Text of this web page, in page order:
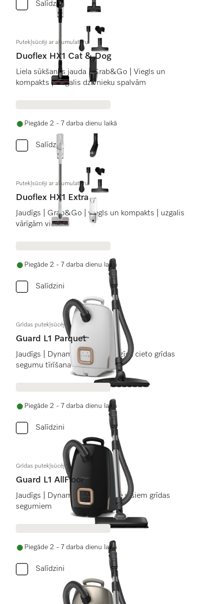
Salīdzini
Putekļsūcēji ar akumulatoru
Duoflex HX1 Cat & Dog
Liela sūkšanas jauda | Grab&Go | Viegls un
kompakts | Uzgalis dzīvnieku spalvām
Piegāde 2 - 7 darba dienu laikā
Salīdzini
Putekļsūcēji ar akumulatoru
Duoflex HX1 Extra
Jaudīgs | Grab&Go | viegls un kompakts | uzgalis
vārīgām vietām
Piegāde 2 - 7 darba dienu laikā
Salīdzini
Grīdas putekļsūcēji
Guard L1 Parquet
Jaudīgs | DynamicDrive | saudzīga cieto grīdas
segumu tīrīšana
Piegāde 2 - 7 darba dienu laikā
Salīdzini
Grīdas putekļsūcēji
Guard L1 AllFloor
Jaudīgs | DynamicDrive | birste visiem grīdas
segumiem
Piegāde 2 - 7 darba dienu laikā
Salīdzini